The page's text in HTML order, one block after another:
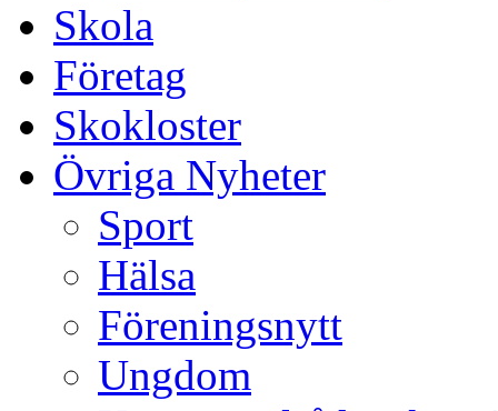
Skola
Företag
Skokloster
Övriga Nyheter
Sport
Hälsa
Föreningsnytt
Ungdom